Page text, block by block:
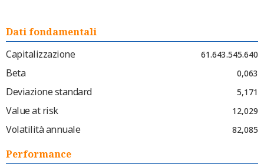
Dati fondamentali
Capitalizzazione
61.643.545.640
Beta 0,063
Deviazione standard 5,171
Value at risk 12,029
Volatilità annuale 82,085
Performance